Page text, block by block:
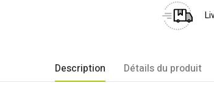
Description Détails du produit